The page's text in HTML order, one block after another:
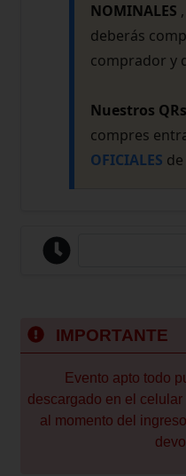
NOMINALES
deberás
comprador y
Nuestros
compres
OFICIALES de
IMPORTANTE
Evento apto todo
descargado en el
al momento del